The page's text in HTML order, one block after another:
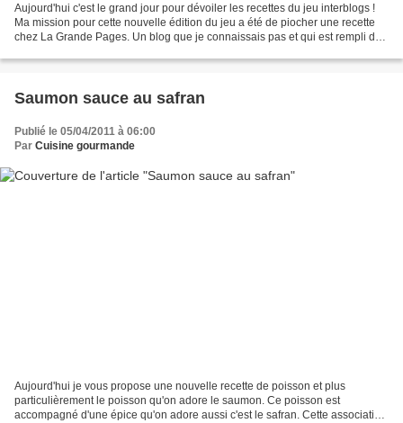
Aujourd'hui c'est le grand jour pour dévoiler les recettes du jeu interblogs !
Ma mission pour cette nouvelle édition du jeu a été de piocher une recette
chez La Grande Pages. Un blog que je connaissais pas et qui est rempli de
Saumon sauce au safran
Publié le 05/04/2011 à 06:00
Par Cuisine gourmande
Aujourd'hui je vous propose une nouvelle recette de poisson et plus
particulièrement le poisson qu'on adore le saumon. Ce poisson est
accompagné d'une épice qu'on adore aussi c'est le safran. Cette association